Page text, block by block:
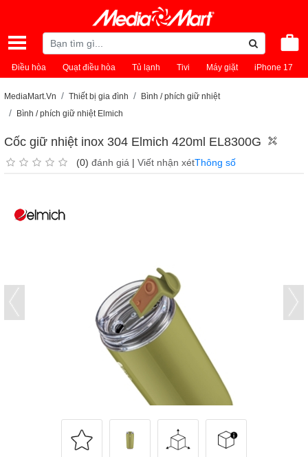
Điều hòa Quạt điều hòa Tủ lạnh Tivi Máy giặt iPhone 17
MediaMart.Vn Thiết bị gia đình
Bình / phích giữ nhiệt
Bình / phích giữ nhiệt Elmich
Cốc giữ nhiệt inox 304 Elmich 420ml EL8300G
(0) đánh giá | Viết nhận xétThông số